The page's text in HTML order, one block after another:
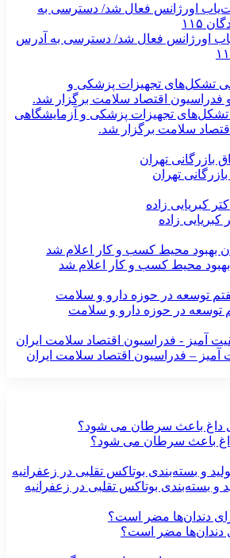
اورژانس فعال شد/ دسترسی به آدرس
تجهیزات پزشکی و آزمایشگاهی
سلامت برگزار شد.
تهران
زاده
محیط کسب و کار اعلام شد
توسعه در حوزه دارو و سلامت
آمیز – فدراسیون اقتصاد سلامت ایران
داغ باعث سرطان می شود؟
و بسته‌بندی بوتاکس تقلبی در زعفرانیه
دندان‌ها مضر است؟